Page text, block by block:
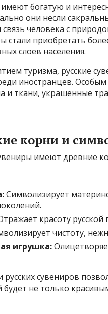
имеют богатую и
они несли
человека с
стали приобретать
слоев населения.
туризма, русские
иностранцев.
и ткани, украшенные
корни и
имеют древние
Символизирует
красоту
чистоту,
игрушка:
сувениров
не только